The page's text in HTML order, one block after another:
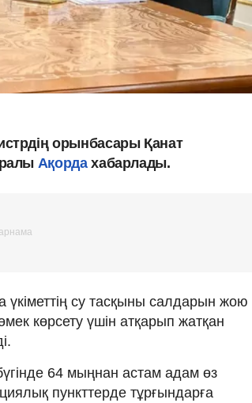
орынбасары Қанат
Ақордахабарлады.
су тасқыны салдарын жою
көрсету үшін атқарып жатқан
64 мыңнан астам адам өз
пункттерде тұрғындарға